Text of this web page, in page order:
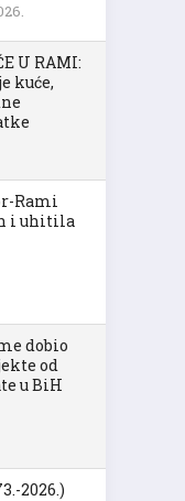
U RAMI:
kuće,
Rami
i uhitila
dobio
od
u BiH
2026.)